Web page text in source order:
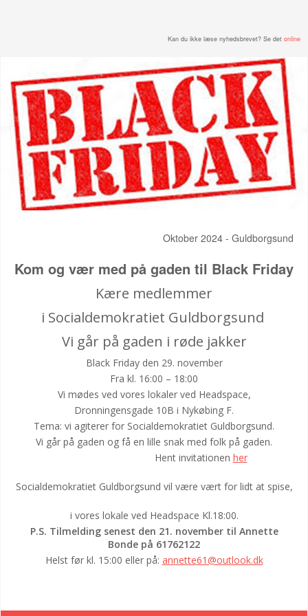
Kan du ikke læse nyhedsbrevet? Se det online
Oktober 2024 - Guldborgsund
Kom og vær med på gaden til Black Friday
Kære medlemmer
i Socialdemokratiet Guldborgsund
Vi går på gaden i røde jakker
Black Friday den 29. november
Fra kl. 16:00 – 18:00
Vi mødes ved vores lokaler ved Headspace,
Dronningensgade 10B i Nykøbing F.
Tema: vi agiterer for Socialdemokratiet Guldborgsund.
Vi går på gaden og få en lille snak med folk på gaden.
Hent invitationen her
Socialdemokratiet Guldborgsund vil være vært for lidt at spise,
i vores lokale ved Headspace Kl.18:00.
P.S. Tilmelding senest den 21. november til Annette
Bonde på 61762122
Helst før kl. 15:00 eller på: annette61@outlook.dk